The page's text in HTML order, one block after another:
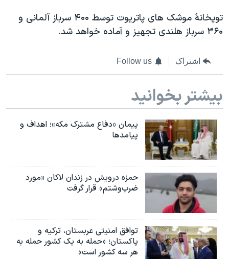
صفحه‌های ویژه
سفر پرزیدنت ترامپ به چین
توپخانۀ موشک های پاتریوت توسط ۴۰۰ سرباز آلمانی و
۳۶۰ سرباز هلندی تجهیز و آماده خواهد شد.
اشتراک Follow us
بیشتر بخوانید
پیمان «دفاع مشترک مکه»؛ اهداف و
پیامدها
حمزه درویش در زندان لاکان «مورد
ضرب‌وشتم» قرار گرفت
توافق امنیتی عربستان، ترکیه و
پاکستان؛ «حمله به یک کشور حمله به
هر سه کشور است»